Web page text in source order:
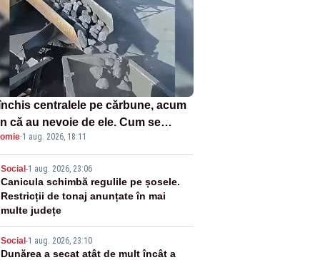
centralele pe cărbune, acum
că au nevoie de ele. Cum se
vina în plină criză energetică
·1 aug. 2026, 18:11
Social -1 aug. 2026, 23:06
Canicula schimbă regulile pe șosele.
Restricții de tonaj anunțate în mai
multe județe
Social -1 aug. 2026, 23:10
Dunărea a secat atât de mult încât a